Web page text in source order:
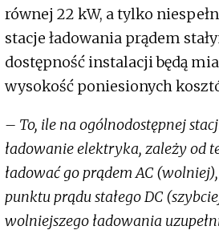
równej 22 kW, a tylko
stacje ładowania prądem
dostępność instalacji będą
wysokość poniesionych
– To, ile na ogólnodostępnej
ładowanie elektryka, zależy od
ładować go prądem AC
punktu prądu stałego DC
wolniejszego ładowania